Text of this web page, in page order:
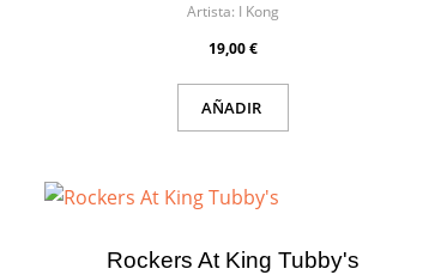
Artista: I Kong
19,00 €
AÑADIR
Rockers At King Tubby's